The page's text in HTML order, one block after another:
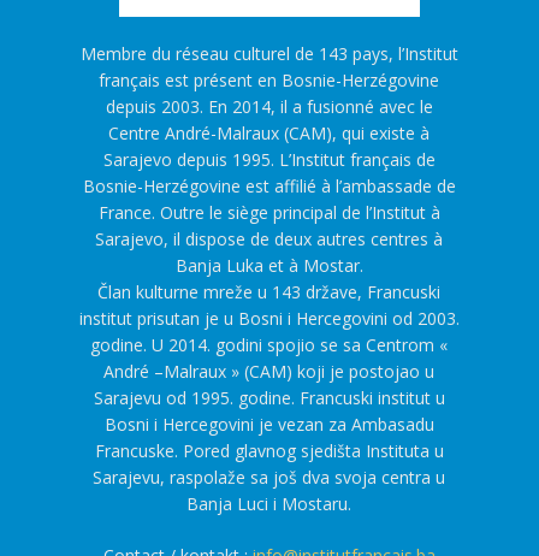
Membre du réseau culturel de 143 pays, l’Institut
français est présent en Bosnie-Herzégovine
depuis 2003. En 2014, il a fusionné avec le
Centre André-Malraux (CAM), qui existe à
Sarajevo depuis 1995. L’Institut français de
Bosnie-Herzégovine est affilié à l’ambassade de
France. Outre le siège principal de l’Institut à
Sarajevo, il dispose de deux autres centres à
Banja Luka et à Mostar.
Član kulturne mreže u 143 države, Francuski
institut prisutan je u Bosni i Hercegovini od 2003.
godine. U 2014. godini spojio se sa Centrom «
André –Malraux » (CAM) koji je postojao u
Sarajevu od 1995. godine. Francuski institut u
Bosni i Hercegovini je vezan za Ambasadu
Francuske. Pored glavnog sjedišta Instituta u
Sarajevu, raspolaže sa još dva svoja centra u
Banja Luci i Mostaru.